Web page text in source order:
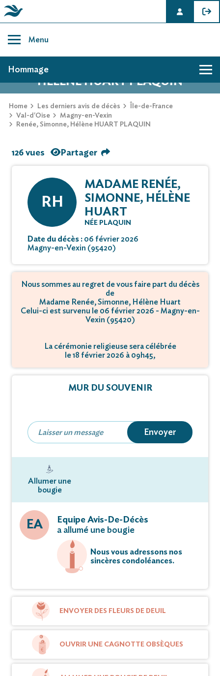
content
Menu
AVIS DE DÉCÈS DE RENÉE, SIMONNE,
HÉLÈNE HUART PLAQUIN
Home Les derniers avis de décès
Île-de-France
Val-d'Oise
Magny-en-Vexin
Renée, Simonne, Hélène HUART PLAQUIN
Hommage
126 vues Partager
RH
MADAME RENÉE,
SIMONNE, HÉLÈNE
HUART
NÉE PLAQUIN
Date du décès : 06 février 2026
Magny-en-Vexin (95420)
Nous sommes au regret de vous faire part du décès
de
Madame Renée, Simonne, Hélène Huart
Celui-ci est survenu le 06 février 2026 - Magny-en-
Vexin (95420)
La cérémonie religieuse sera célébrée
le 18 février 2026 à 09h45,
le 19 février 2026 à 15h00,
MUR DU SOUVENIR
Envoyer
Allumer une
bougie
EA
Equipe Avis-De-Décès
a allumé une bougie
Nous vous adressons nos
sincères condoléances.
ENVOYER DES FLEURS DE DEUIL
OUVRIR UNE CAGNOTTE OBSÈQUES